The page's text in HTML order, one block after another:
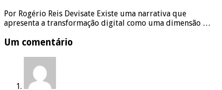
Por Rogério Reis Devisate Existe uma narrativa que
apresenta a transformação digital como uma dimensão …
Um comentário